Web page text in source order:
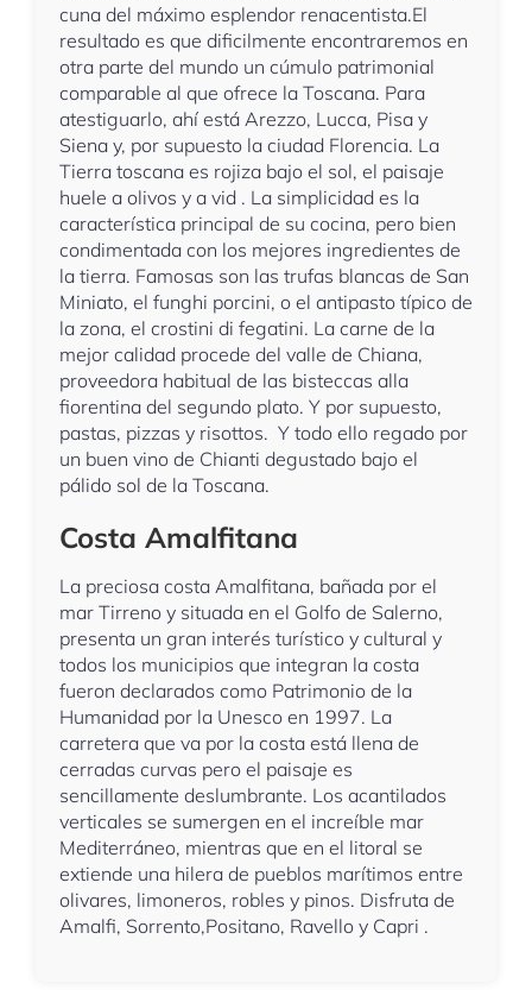
cuna del máximo esplendor renacentista.El
resultado es que dificilmente encontraremos en
otra parte del mundo un cúmulo patrimonial
comparable al que ofrece la Toscana. Para
atestiguarlo, ahí está Arezzo, Lucca, Pisa y
Siena y, por supuesto la ciudad Florencia. La
Tierra toscana es rojiza bajo el sol, el paisaje
huele a olivos y a vid . La simplicidad es la
característica principal de su cocina, pero bien
condimentada con los mejores ingredientes de
la tierra. Famosas son las trufas blancas de San
Miniato, el funghi porcini, o el antipasto típico de
la zona, el crostini di fegatini. La carne de la
mejor calidad procede del valle de Chiana,
proveedora habitual de las bisteccas alla
fiorentina del segundo plato. Y por supuesto,
pastas, pizzas y risottos. Y todo ello regado por
un buen vino de Chianti degustado bajo el
pálido sol de la Toscana.
Costa Amalfitana
La preciosa costa Amalfitana, bañada por el
mar Tirreno y situada en el Golfo de Salerno,
presenta un gran interés turístico y cultural y
todos los municipios que integran la costa
fueron declarados como Patrimonio de la
Humanidad por la Unesco en 1997. La
carretera que va por la costa está llena de
cerradas curvas pero el paisaje es
sencillamente deslumbrante. Los acantilados
verticales se sumergen en el increíble mar
Mediterráneo, mientras que en el litoral se
extiende una hilera de pueblos marítimos entre
olivares, limoneros, robles y pinos. Disfruta de
Amalfi, Sorrento,Positano, Ravello y Capri .